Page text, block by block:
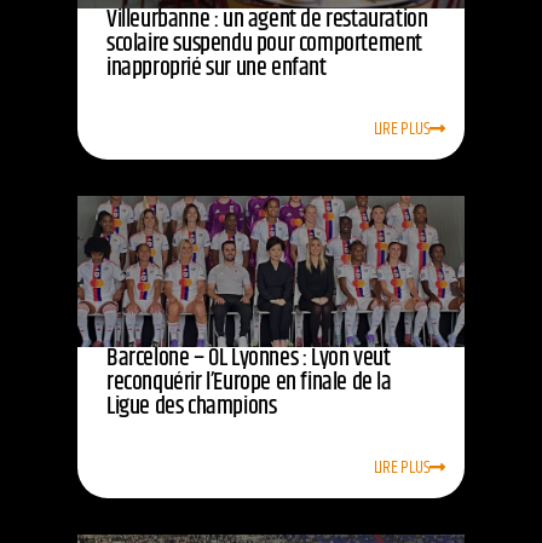
Villeurbanne : un agent de restauration
scolaire suspendu pour comportement
inapproprié sur une enfant
LIRE PLUS
Barcelone – OL Lyonnes : Lyon veut
reconquérir l’Europe en finale de la
Ligue des champions
LIRE PLUS